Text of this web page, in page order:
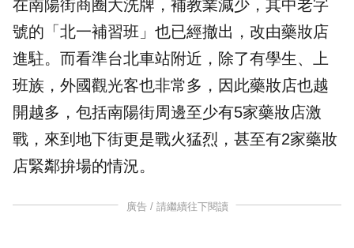
在南陽街商圈大洗牌，補教業減少，其中老字
號的「北一補習班 」也已經撤出，改由藥妝店
進駐。而看準台北車站附近，除了有學生、上
班族，外國觀光客也非常多，因此藥妝店也越
開越多，包括南陽街周邊至少有5家藥妝店激
戰，來到地下街更是戰火猛烈，甚至有2家藥妝
店緊鄰拚場的情況。
廣告 / 請繼續往下閱讀